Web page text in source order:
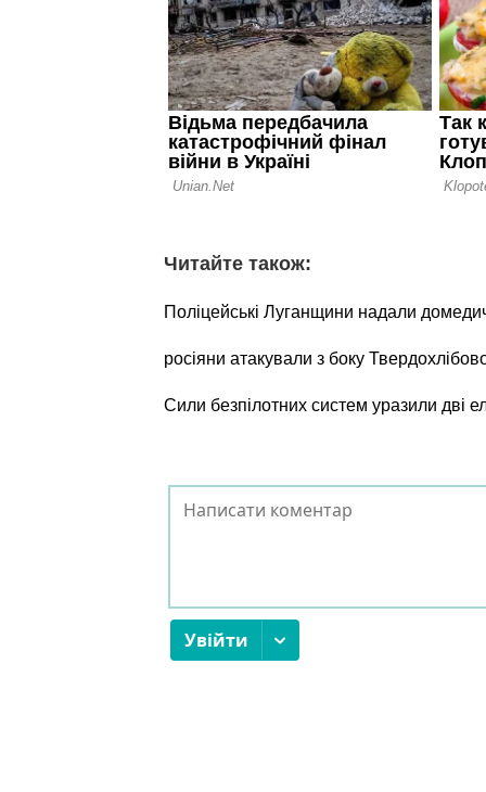
Читайте також:
Поліцейські Луганщини надали
росіяни атакували з боку
Сили безпілотних систем уразили дві